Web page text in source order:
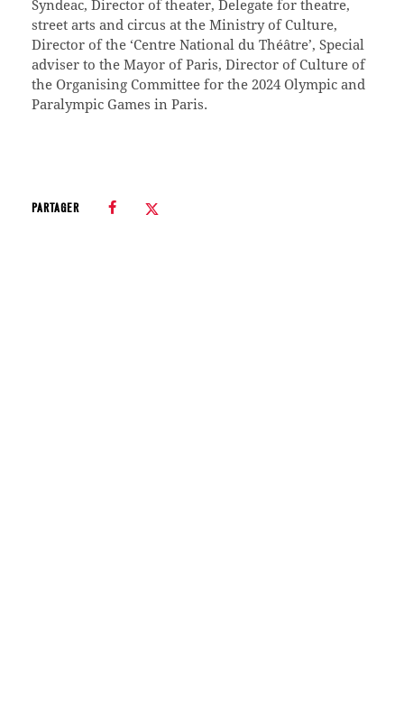
Syndeac, Director of theater, Delegate for theatre,
street arts and circus at the Ministry of Culture,
Director of the ‘Centre National du Théâtre’, Special
adviser to the Mayor of Paris, Director of Culture of
the Organising Committee for the 2024 Olympic and
Paralympic Games in Paris.
PARTAGER